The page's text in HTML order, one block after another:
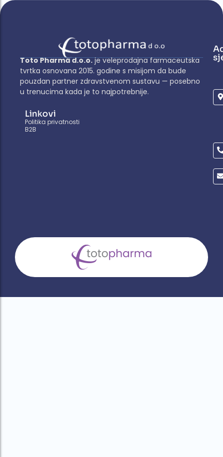
Toto Pharma d.o.o.je veleprodajna farmaceutska
tvrtka osnovana 2015. godine s misijom da bude
pouzdan partner zdravstvenom sustavu — posebno
u trenucima kada je to najpotrebnije.
Linkovi
Politika privatnosti
B2B